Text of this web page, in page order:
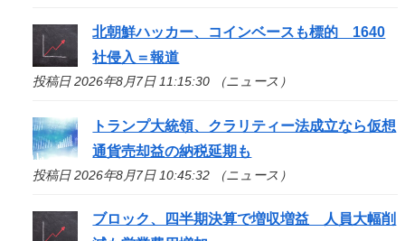
北朝鮮ハッカー、コインベースも標的 1640
社侵入＝報道
投稿日 2026年8月7日 11:15:30 （ニュース）
トランプ大統領、クラリティー法成立なら仮想
通貨売却益の納税延期も
投稿日 2026年8月7日 10:45:32 （ニュース）
ブロック、四半期決算で増収増益 人員大幅削